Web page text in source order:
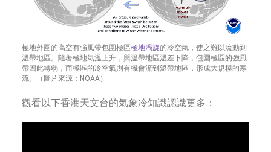
極地外圍的高空有強風帶包圍極區極地渦旋的冷空氣，使之難以流動到
溫帶地區。隨著極地氣溫上升，與溫帶地區溫差下降，包圍極區的強風
帶因此轉弱，而極區的冷空氣則有機會流到溫帶地區，形成大規模的寒
流。（圖片來源：NOAA）
觀看以下香港天文台的氣象冷知識認識更多：